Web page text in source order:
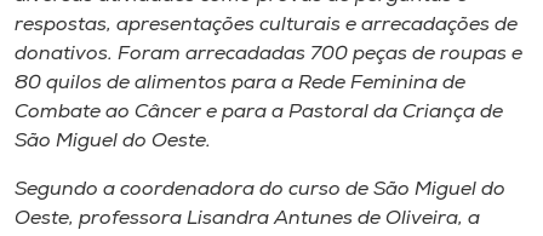
Unoesc
Store
o idioma
respostas, apresentações culturais e arrecadações de
donativos. Foram arrecadadas 700 peças de roupas e
80 quilos de alimentos para a Rede Feminina de
Combate ao Câncer e para a Pastoral da Criança de
São Miguel do Oeste.
Segundo a coordenadora do curso de São Miguel do
Oeste, professora Lisandra Antunes de Oliveira, a